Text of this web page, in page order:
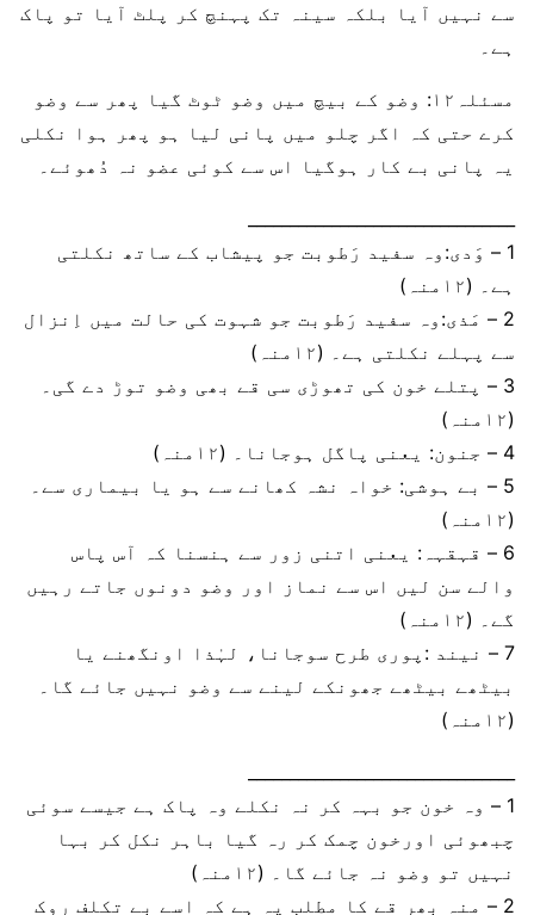
سے نہیں آیا بلکہ سینہ تک پہنچ کر پلٹ آیا تو پاک
ہے۔
مسئلہ۱۲: وضو کے بیچ میں وضو ٹوٹ گیا پھر سے وضو
کرے حتی کہ اگر چلو میں پانی لیا ہو پھر ہوا نکلی
یہ پانی بے کار ہوگیا اس سے کوئی عضو نہ دُھوئے۔
1 – وَدی:وہ سفید رَطوبت جو پیشاب کے ساتھ نکلتی
ہے۔ (۱۲منہ)
2 – مَذی:وہ سفید رَطوبت جو شہوت کی حالت میں اِنزال
سے پہلے نکلتی ہے۔ (۱۲منہ)
3 – پتلے خون کی تھوڑی سی قے بھی وضو توڑ دے گی۔
(۱۲منہ)
4 – جنون: یعنی پاگل ہوجانا۔ (۱۲منہ)
5 – بے ہوشی: خواہ نشہ کھانے سے ہو یا بیماری سے۔
(۱۲منہ)
6 – قہقہہ: یعنی اتنی زور سے ہنسنا کہ آس پاس
والے سن لیں اس سے نماز اور وضو دونوں جاتے رہیں
گے۔ (۱۲منہ)
7 – نیند :پوری طرح سوجانا، لہٰذا اونگھنے یا
بیٹھے بیٹھے جھونکے لینے سے وضو نہیں جائے گا۔
(۱۲منہ)
1 – وہ خون جو بہہ کر نہ نکلے وہ پاک ہے جیسے سوئی
چبھوئی اورخون چمک کر رہ گیا باہر نکل کر بہا
نہیں تو وضو نہ جائے گا۔ (۱۲منہ)
2 – منہ بھر قے کا مطلب یہ ہے کہ اسے بے تکلف روک